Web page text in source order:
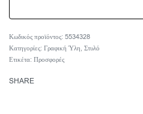
5534328
Κατηγορίες: Γραφική Ύλη, Στυλό
Ετικέτα: Προσφορές
SHARE